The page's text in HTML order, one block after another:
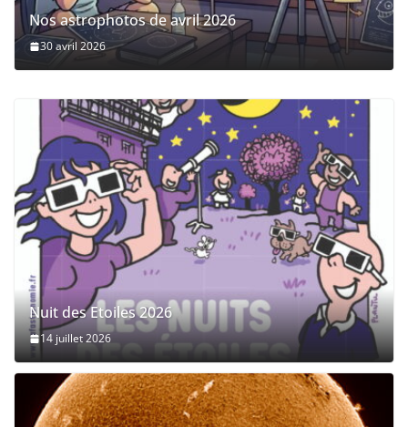
Nos astrophotos de avril 2026
30 avril 2026
Nuit des Etoiles 2026
14 juillet 2026